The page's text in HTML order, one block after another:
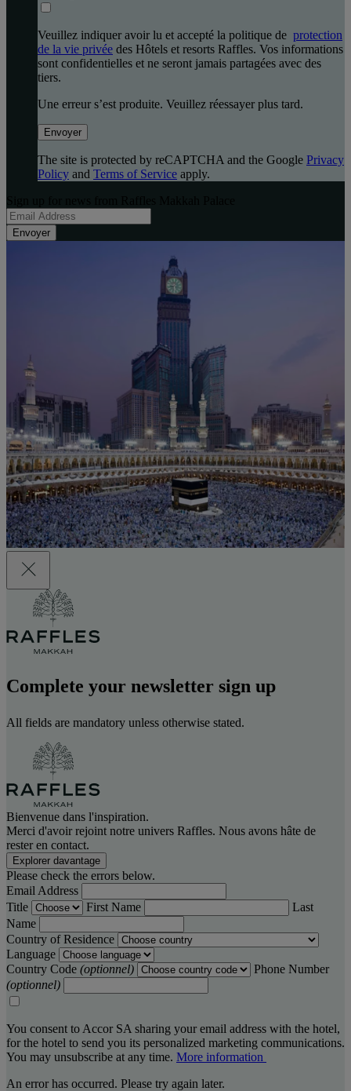
Veuillez indiquer avoir lu et accepté la politique de protection
de la vie privée des Hôtels et resorts Raffles. Vos informations
sont confidentielles et ne seront jamais partagées avec des
tiers.
Une erreur s’est produite. Veuillez réessayer plus tard.
Envoyer
The site is protected by reCAPTCHA and the Google Privacy
Policy and Terms of Service apply.
Envoyer
Complete your newsletter sign up
All fields are mandatory unless otherwise stated.
Bienvenue dans l'inspiration.
Merci d'avoir rejoint notre univers Raffles. Nous avons hâte de
rester en contact.
Explorer davantage
Please check the errors below.
Email Address
Title
First Name
Last
Name
Country of Residence
Language
Country Code (optionnel)
Phone Number
(optionnel)
You consent to Accor SA sharing your email address with the hotel,
for the hotel to send you its personalized marketing communications.
You may unsubscribe at any time. More information
An error has occurred. Please try again later.